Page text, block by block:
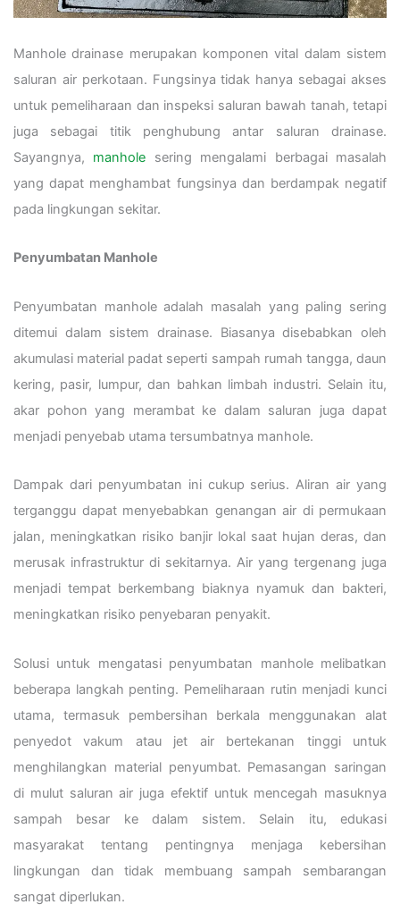
Manhole drainase merupakan komponen vital dalam sistem
saluran air perkotaan. Fungsinya tidak hanya sebagai akses
untuk pemeliharaan dan inspeksi saluran bawah tanah, tetapi
juga sebagai titik penghubung antar saluran drainase.
Sayangnya, manhole sering mengalami berbagai masalah
yang dapat menghambat fungsinya dan berdampak negatif
pada lingkungan sekitar.
Penyumbatan Manhole
Penyumbatan manhole adalah masalah yang paling sering
ditemui dalam sistem drainase. Biasanya disebabkan oleh
akumulasi material padat seperti sampah rumah tangga, daun
kering, pasir, lumpur, dan bahkan limbah industri. Selain itu,
akar pohon yang merambat ke dalam saluran juga dapat
menjadi penyebab utama tersumbatnya manhole.
Dampak dari penyumbatan ini cukup serius. Aliran air yang
terganggu dapat menyebabkan genangan air di permukaan
jalan, meningkatkan risiko banjir lokal saat hujan deras, dan
merusak infrastruktur di sekitarnya. Air yang tergenang juga
menjadi tempat berkembang biaknya nyamuk dan bakteri,
meningkatkan risiko penyebaran penyakit.
Solusi untuk mengatasi penyumbatan manhole melibatkan
beberapa langkah penting. Pemeliharaan rutin menjadi kunci
utama, termasuk pembersihan berkala menggunakan alat
penyedot vakum atau jet air bertekanan tinggi untuk
menghilangkan material penyumbat. Pemasangan saringan
di mulut saluran air juga efektif untuk mencegah masuknya
sampah besar ke dalam sistem. Selain itu, edukasi
masyarakat tentang pentingnya menjaga kebersihan
lingkungan dan tidak membuang sampah sembarangan
sangat diperlukan.